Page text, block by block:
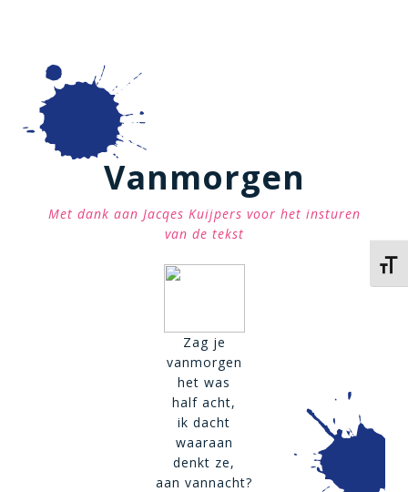
Vanmorgen
Met dank aan Jacqes Kuijpers voor het insturen
van de tekst
Zag je
vanmorgen
het was
half acht,
ik dacht
waaraan
denkt ze,
aan vannacht?